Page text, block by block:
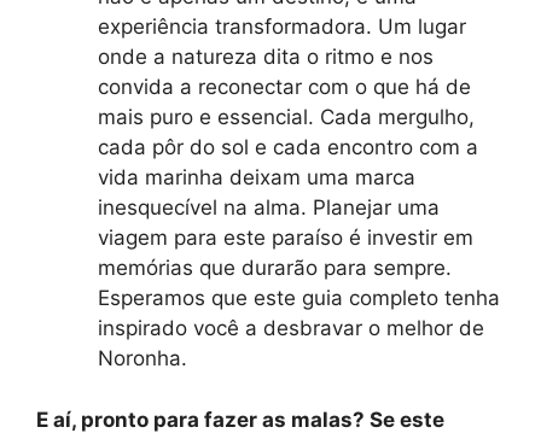
experiência transformadora. Um lugar
onde a natureza dita o ritmo e nos
convida a reconectar com o que há de
mais puro e essencial. Cada mergulho,
cada pôr do sol e cada encontro com a
vida marinha deixam uma marca
inesquecível na alma. Planejar uma
viagem para este paraíso é investir em
memórias que durarão para sempre.
Esperamos que este guia completo tenha
inspirado você a desbravar o melhor de
Noronha.
E aí, pronto para fazer as malas? Se este